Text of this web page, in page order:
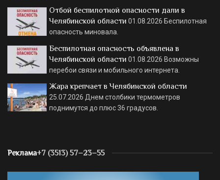
Отбой беспилотной опасности дали в
Челябинской области 01.08.2026 Беспилотная
опасность миновала.
Беспилотная опасность объявлена в
Челябинской области 01.08.2026 Возможны
перебои связи и мобильного интернета.
Жара крепчает в Челябинской области
25.07.2026 Днем столбики термометров
поднимутся до плюс 36 градусов.
Реклама+7 (3513) 57–23–55